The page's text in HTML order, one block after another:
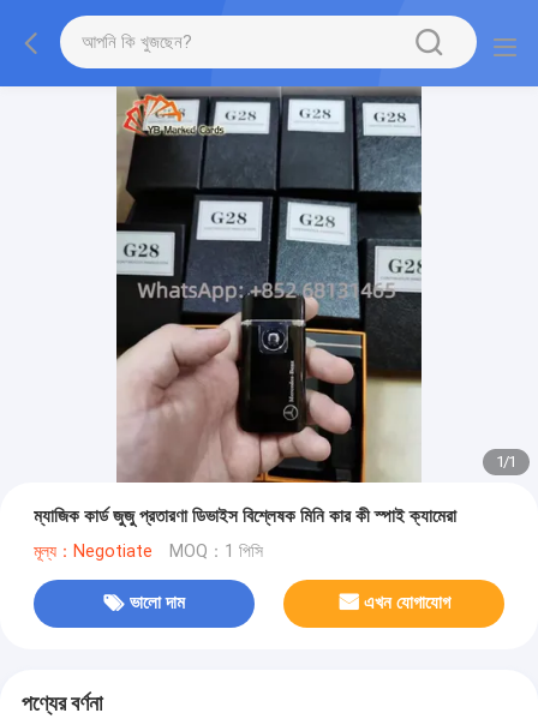
1/1
ম্যাজিক কার্ড জুজু প্রতারণা ডিভাইস বিশ্লেষক মিনি কার কী স্পাই ক্যামেরা
মূল্য：Negotiate MOQ：1 পিসি
ভালো দাম এখন যোগাযোগ
পণ্যের বর্ণনা